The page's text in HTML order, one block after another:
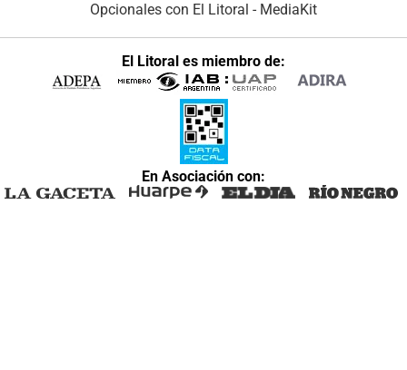
Opcionales con El Litoral - MediaKit
El Litoral es miembro de:
En Asociación con: